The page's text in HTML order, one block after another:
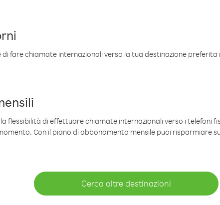
fare chiamate internazionali verso la tua destinazione
flessibilità di effettuare chiamate internazionali verso i telefoni
Con il piano di abbonamento mensile puoi risparmiare
Cerca altre destinazioni